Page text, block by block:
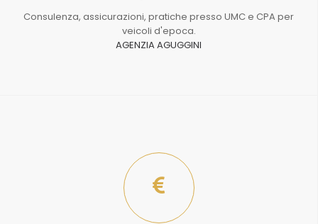
Consulenza, assicurazioni, pratiche presso UMC e CPA per
veicoli d'epoca.
AGENZIA AGUGGINI